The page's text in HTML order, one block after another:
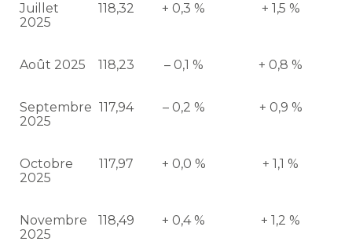
Juillet
2025
118,32 + 0,3 % + 1,5 %
Août 2025 118,23 – 0,1 % + 0,8 %
Septembre
2025
117,94 – 0,2 % + 0,9 %
Octobre
2025
117,97 + 0,0 % + 1,1 %
Novembre
2025
118,49 + 0,4 % + 1,2 %